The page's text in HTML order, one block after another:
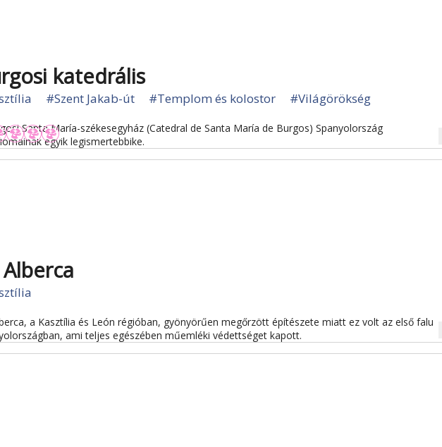
katedrális
#Szent Jakab-út #Templom és kolostor #Világörökség
Santa María-székesegyház (Catedral de Santa María de Burgos) Spanyolország
egyik legismertebbike.
Alberca
a Kasztília és León régióban, gyönyörűen megőrzött építészete miatt ez volt az első falu
ami teljes egészében műemléki védettséget kapott.